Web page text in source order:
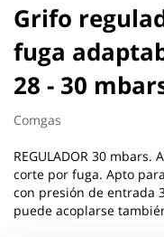
Grifo
fuga
28 - 30
Comgas
REGULADOR 30
corte por fuga. Apto
con presión de entrada
puede acoplarse
Saltar
al
comienzo
de
la
galería
de